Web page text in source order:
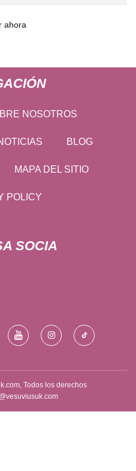
ahora
NOSOTROS
BLOG
MAPA DEL SITIO
POLICY
SOCIA
Todos los derechos